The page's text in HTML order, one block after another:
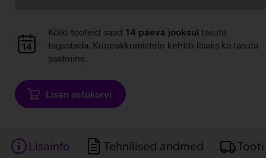
Andmete
laadimine
Kõiki tooteid saad 14 päeva jooksul tasuta
tagastada. Kuupakkumistele kehtib lisaks ka tasuta
saatmine.
Lisan ostukorvi
Lisainfo Tehnilised andmed